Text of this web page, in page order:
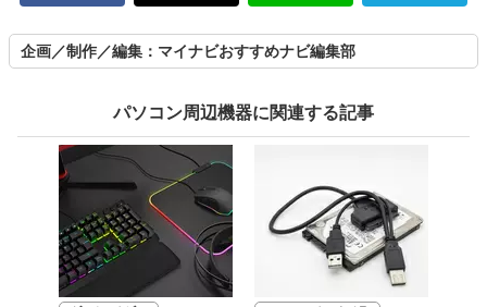
企画／制作／編集：マイナビおすすめナビ編集部
パソコン周辺機器に関連する記事